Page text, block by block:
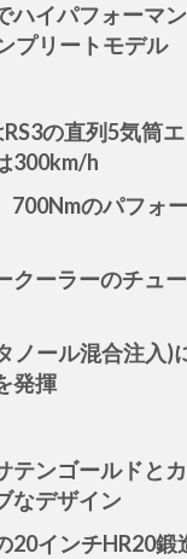
ハイパフォーマ
プリートモデル
RS3の直列5気筒
300km/h
700Nmのパフォ
クーラーのチュ
ノール混合注入)
発揮
テンゴールドと
なデザイン
20インチHR20鍛